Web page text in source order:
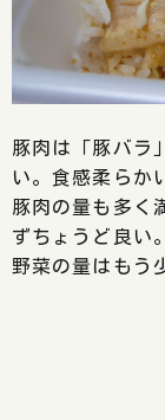
豚肉は「豚バラ
い。食感柔らか
豚肉の量も多く
ずちょうど良い
野菜の量はもう